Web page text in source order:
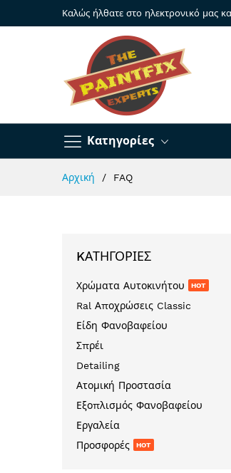
Καλώς ήλθατε στο ηλεκτρονικό μας
Κατηγορίες
Αρχική FAQ
KΑΤΗΓΟΡΊΕΣ
Χρώματα Αυτοκινήτου HOT
Ral Αποχρώσεις Classic
Είδη Φανοβαφείου
Σπρέι
Detailing
Ατομική Προστασία
Εξοπλισμός Φανοβαφείου
Εργαλεία
Προσφορές
HOT